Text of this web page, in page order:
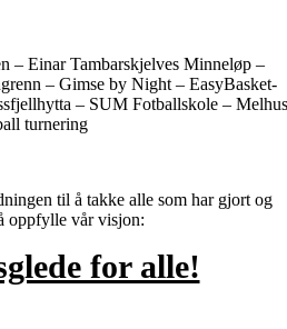
– Einar Tambarskjelves Minneløp –
– Gimse by Night – EasyBasket-
– SUM Fotballskole – Melhus
turnering
til å takke alle som har gjort og
oppfylle vår visjon:
for alle!